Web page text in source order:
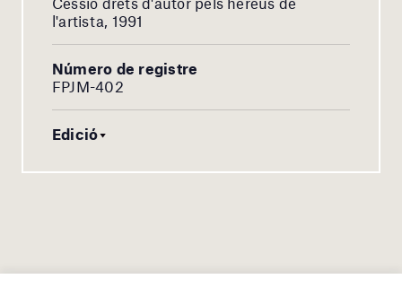
l'artista, 1991
Número de registre
FPJM-402
Edició